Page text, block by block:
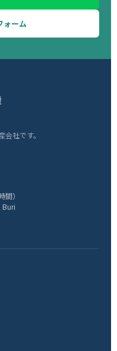
ォーム
社です。
）
Buri